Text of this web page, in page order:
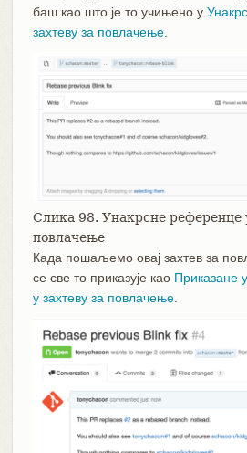
баш као што је то учињено у
захтеву за повлачење.
Слика 98. Унакрсне референце
повлачење
Када пошаљемо овај захтев за
се све то приказује као Приказане
у захтеву за повлачење.